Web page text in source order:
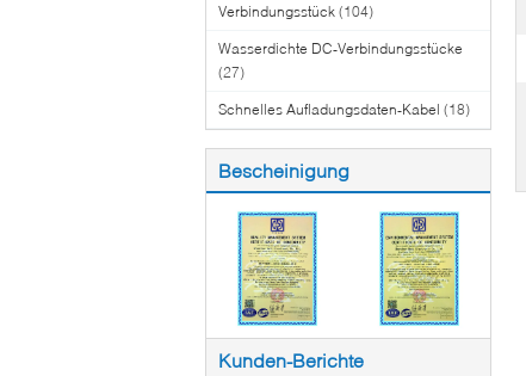
Verbindungsstück (104)
Wasserdichte DC-Verbindungsstücke
(27)
Schnelles Aufladungsdaten-Kabel (18)
Bescheinigung
Kunden-Berichte